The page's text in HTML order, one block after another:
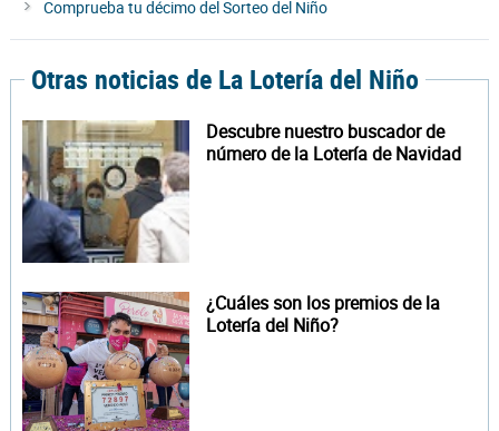
Comprueba tu décimo del Sorteo del Niño
Otras noticias de La Lotería del Niño
Descubre nuestro buscador de
número de la Lotería de Navidad
¿Cuáles son los premios de la
Lotería del Niño?